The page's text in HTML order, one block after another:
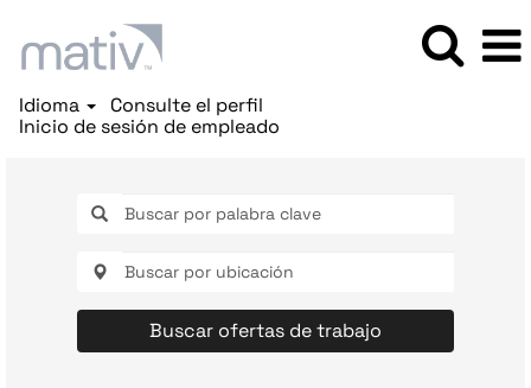
Idioma
Consulte el perfil
Inicio de sesión de empleado
Buscar ofertas de trabajo